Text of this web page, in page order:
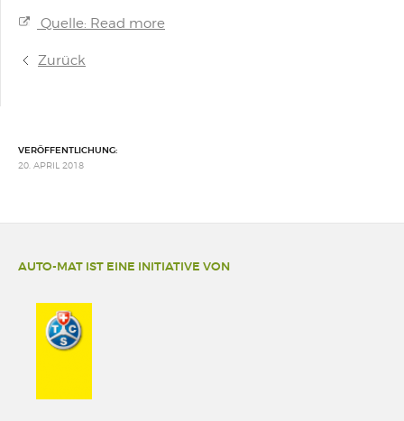
Quelle: Read more
Zurück
VERÖFFENTLICHUNG:
20. APRIL 2018
AUTO-MAT IST EINE INITIATIVE VON